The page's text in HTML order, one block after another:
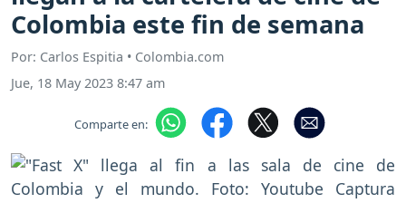
Colombia este fin de semana
Por: Carlos Espitia • Colombia.com
Jue, 18 May 2023 8:47 am
Comparte en: